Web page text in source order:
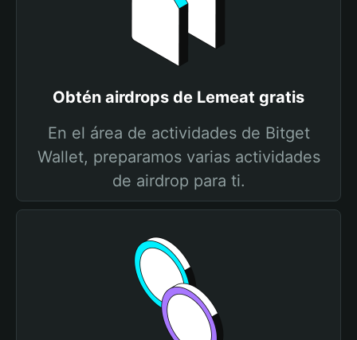
Obtén airdrops de Lemeat gratis
En el área de actividades de Bitget
Wallet, preparamos varias actividades
de airdrop para ti.